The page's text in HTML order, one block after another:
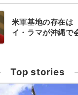
米軍基地の存在は
イ・ラマが沖縄で
Top stories